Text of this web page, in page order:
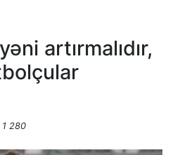
artırmalıdır,
1 280